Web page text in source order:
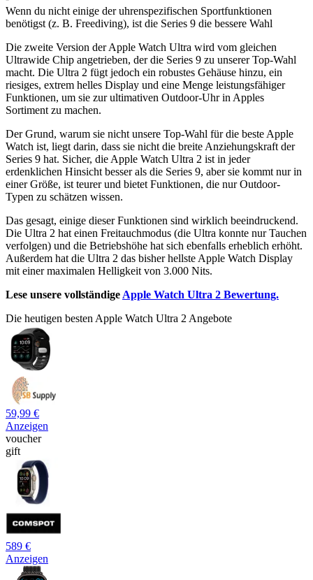
Wenn du nicht einige der uhrenspezifischen Sportfunktionen
benötigst (z. B. Freediving), ist die Series 9 die bessere Wahl
Die zweite Version der Apple Watch Ultra wird vom gleichen
Ultrawide Chip angetrieben, der die Series 9 zu unserer Top-Wahl
macht. Die Ultra 2 fügt jedoch ein robustes Gehäuse hinzu, ein
riesiges, extrem helles Display und eine Menge leistungsfähiger
Funktionen, um sie zur ultimativen Outdoor-Uhr in Apples
Sortiment zu machen.
Der Grund, warum sie nicht unsere Top-Wahl für die beste Apple
Watch ist, liegt darin, dass sie nicht die breite Anziehungskraft der
Series 9 hat. Sicher, die Apple Watch Ultra 2 ist in jeder
erdenklichen Hinsicht besser als die Series 9, aber sie kommt nur in
einer Größe, ist teurer und bietet Funktionen, die nur Outdoor-
Typen zu schätzen wissen.
Das gesagt, einige dieser Funktionen sind wirklich beeindruckend.
Die Ultra 2 hat einen Freitauchmodus (die Ultra konnte nur Tauchen
verfolgen) und die Betriebshöhe hat sich ebenfalls erheblich erhöht.
Außerdem hat die Ultra 2 das bisher hellste Apple Watch Display
mit einer maximalen Helligkeit von 3.000 Nits.
Lese unsere vollständige Apple Watch Ultra 2 Bewertung.
Die heutigen besten Apple Watch Ultra 2 Angebote
59,99 €
Anzeigen
voucher
gift
589 €
Anzeigen